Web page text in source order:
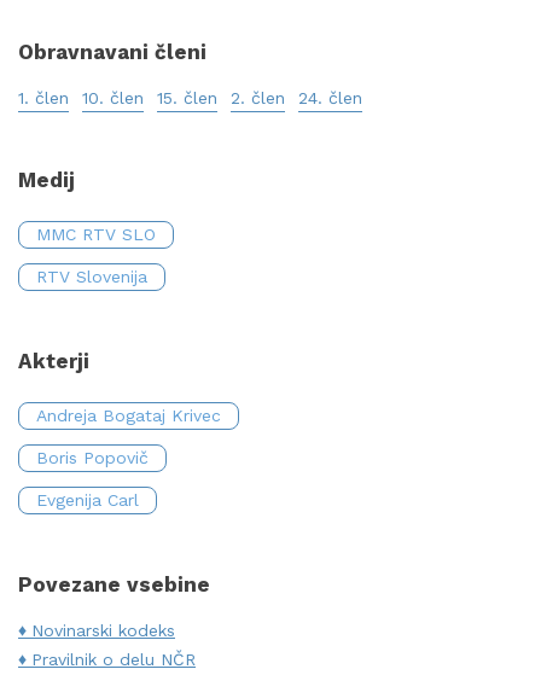
Obravnavani členi
1. člen 10. člen 15. člen 2. člen 24. člen
Medij
MMC RTV SLO
RTV Slovenija
Akterji
Andreja Bogataj Krivec
Boris Popovič
Evgenija Carl
Povezane vsebine
Novinarski kodeks
Pravilnik o delu NČR